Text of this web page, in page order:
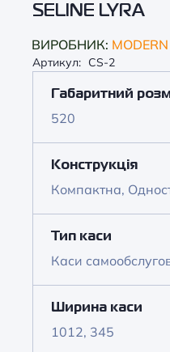
SELINE LYRA
ВИРОБНИК:
Артикул: CS-2
Габаритний
520
Конструкція
Компактна,
Тип каси
Каси
Ширина каси
1012, 345